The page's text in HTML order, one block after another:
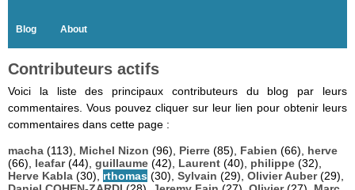
Blog About
Contributeurs actifs
Voici la liste des principaux contributeurs du blog par leurs
commentaires. Vous pouvez cliquer sur leur lien pour obtenir leurs
commentaires dans cette page :
macha (113), Michel Nizon (96), Pierre (85), Fabien (66), herve
(66), leafar(44), guillaume (42), Laurent (40), philippe (32),
Herve Kabla (30), rthomas (30), Sylvain (29), Olivier Auber(29),